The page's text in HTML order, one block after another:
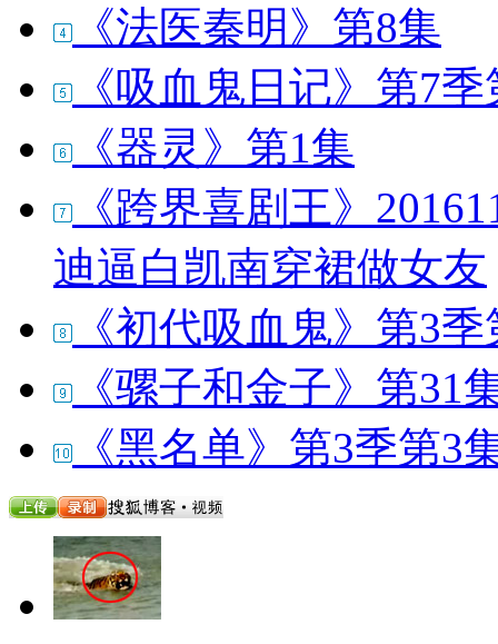
《法医秦明》第8集
《吸血鬼日记》第7
《器灵》第1集
《跨界喜剧王》
迪逼白凯南穿裙做女友
《初代吸血鬼》第3
《骡子和金子》第31
《黑名单》第3季第3